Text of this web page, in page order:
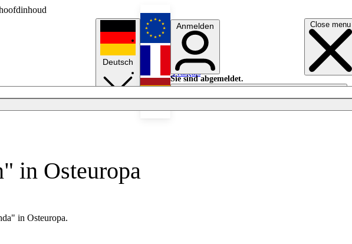
Close menu
Deutsch
English
Français
Anmelden
Sie sind abgemeldet.
Anmelden
Licht aus
in Osteuropa
in Osteuropa.